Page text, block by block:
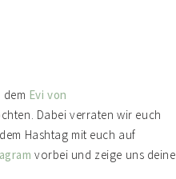
Evi von
Dabei verraten wir euch
Hashtag mit euch auf
vorbei und zeige uns deine